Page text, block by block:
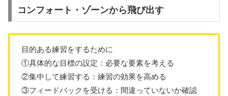
コンフォート・ゾーンから飛び出す
目的ある練習をするために
①具体的な目標の設定：必要な要素を考える
②集中して練習する：練習の効果を高める
③フィードバックを受ける：間違っていないか確認